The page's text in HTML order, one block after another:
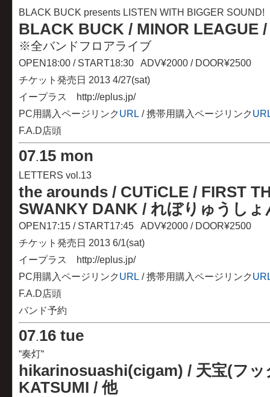
BLACK BUCK presents LISTEN WITH BIGGER SOUND!
BLACK BUCK / MINOR LEAGUE
※全バンドフロアライブ
OPEN18:00 / START18:30 ADV¥2000 / DOOR¥2500
チケット発売日 2013 4/27(sat)
イープラス http://eplus.jp/
PC用購入ページリンク URL / 携帯用購入ページリンク
F.A.D店頭
07.15 mon
LETTERS vol.13
the arounds / CUTiCLE / FIRST
SWANKY DANK / れぼりゅうし
OPEN17:15 / START17:45 ADV¥2000 / DOOR¥2500
チケット発売日 2013 6/1(sat)
イープラス http://eplus.jp/
PC用購入ページリンク URL / 携帯用購入ページリンク
F.A.D店頭
バンド予約
07.16 tue
“奏灯“
hikarinosuashi(cigam) / 天宝(フッ
KATSUMI / 他